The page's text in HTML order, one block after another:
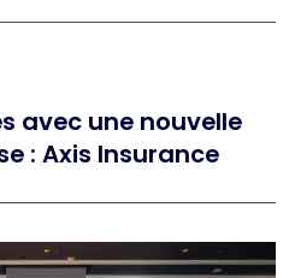
avec une nouvelle
: Axis Insurance